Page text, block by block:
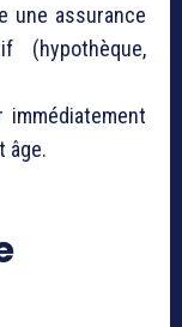
une assurance
(hypothèque,
âge.